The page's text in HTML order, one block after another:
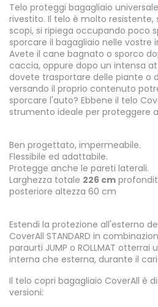
Telo proteggi bagagliaio
rivestito. Il telo è molto resistente,
scopi, si ripiega occupando poco
sporcare il bagagliaio nelle vostre
Avete il cane bagnato o sporco
caccia, oppure dopo un intensa
dovete trasportare delle piante o
versando il proprio contenuto
sporcare l'auto? Ebbene il telo
strumento ideale per proteggere
Ben progettato, impermeabile.
Flessibile ed adattabile.
Protegge anche le pareti laterali.
Larghezza totale 226 cm
posteriore altezza 60 cm
Estendi la protezione all'esterno
CoverAll STANDARD in
paraurti JUMP o ROLLMAT otterrai
interna che esterna, durante il
Il telo copri bagagliaio CoverAll è
versioni: